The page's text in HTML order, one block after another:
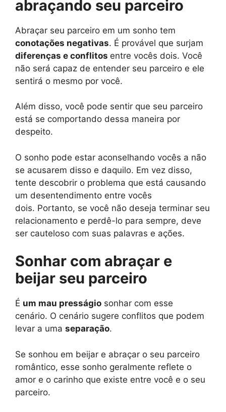
abraçando seu parceiro
Abraçar seu parceiro em um sonho tem
conotações negativas. É provável que surjam
diferenças e conflitos entre vocês dois. Você
não será capaz de entender seu parceiro e ele
sentirá o mesmo por você.
Além disso, você pode sentir que seu parceiro
está se comportando dessa maneira por
despeito.
O sonho pode estar aconselhando vocês a não
se acusarem disso e daquilo. Em vez disso,
tente descobrir o problema que está causando
um desentendimento entre vocês
dois. Portanto, se você não deseja terminar seu
relacionamento e perdê-lo para sempre, deve
ser cauteloso com suas palavras e ações.
Sonhar com abraçar e
beijar seu parceiro
É um mau presságio sonhar com esse
cenário. O cenário sugere conflitos que podem
levar a uma separação.
Se sonhou em beijar e abraçar o seu parceiro
romântico, esse sonho geralmente reflete o
amor e o carinho que existe entre você e o seu
parceiro.